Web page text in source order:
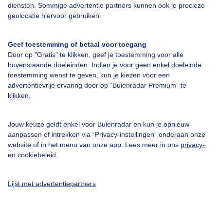
diensten. Sommige advertentie partners kunnen ook je precieze
geolocatie hiervoor gebruiken.
Geef toestemming of betaal voor toegang
Door op "Gratis" te klikken, geef je toestemming voor alle
bovenstaande doeleinden. Indien je voor geen enkel doeleinde
toestemming wenst te geven, kun je kiezen voor een
advertentievrije ervaring door op “Buienradar Premium” te
klikken.
Jouw keuze geldt enkel voor Buienradar en kun je opnieuw
aanpassen of intrekken via “Privacy-instellingen” onderaan onze
website of in het menu van onze app. Lees meer in ons privacy-
en cookiebeleid
Lijst met advertentiepartners
Bedrijfsgegevens
Contact
Toegankelijkheid
Gebruikersvoorwaarden
Adverteren
Privacy beleid
Cookie beleid